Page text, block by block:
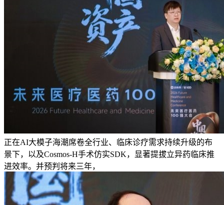
正在AI大模子海潮席卷全行业、临床诊疗需求持续升级的布
景下，以及Cosmos-H手术仿实SDK，显著提拔立异药临床推
进效率。并预判将来三年，